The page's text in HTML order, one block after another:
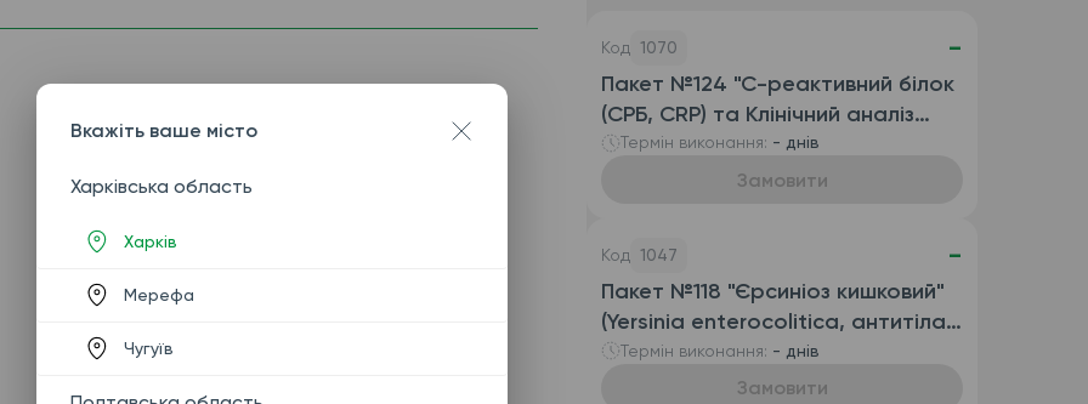
Код 1070 -
Пакет №124 "С-реактивний білок
(СРБ, CRP) та Клінічний аналіз
крові розгорнутий
(автоматизований з ШОЕ),
Термін виконання: - днів
Замовити
Код 1047 -
Пакет №118 "Єрсиніоз кишковий"
(Yersinia enterocolitica, антитіла
IgG та антитіла IgA)
Термін виконання: - днів
Замовити
Вкажіть ваше місто
Харківська область
Харків
Мерефа
Чугуїв